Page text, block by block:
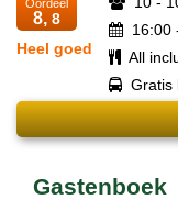
Oordeel
8, 8
Heel goed
16:00
All
Gratis
Gastenboek